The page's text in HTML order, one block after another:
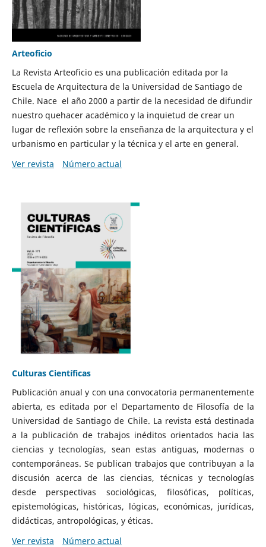
Arteoficio
La Revista Arteoficio es una publicación editada por la
Escuela de Arquitectura de la Universidad de Santiago de
Chile. Nace el año 2000 a partir de la necesidad de difundir
nuestro quehacer académico y la inquietud de crear un
lugar de reflexión sobre la enseñanza de la arquitectura y el
urbanismo en particular y la técnica y el arte en general.
Ver revista
Número actual
Culturas Científicas
Publicación anual y con una convocatoria permanentemente
abierta, es editada por el Departamento de Filosofía de la
Universidad de Santiago de Chile. La revista está destinada
a la publicación de trabajos inéditos orientados hacia las
ciencias y tecnologías, sean estas antiguas, modernas o
contemporáneas. Se publican trabajos que contribuyan a la
discusión acerca de las ciencias, técnicas y tecnologías
desde perspectivas sociológicas, filosóficas, políticas,
epistemológicas, históricas, lógicas, económicas, jurídicas,
didácticas, antropológicas, y éticas.
Ver revista
Número actual